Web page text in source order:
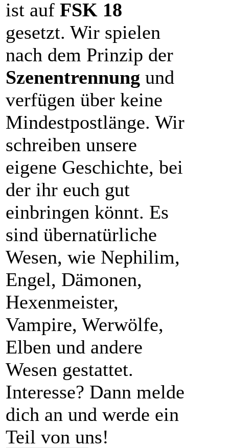
ist auf FSK 18
gesetzt. Wir spielen
nach dem Prinzip der
Szenentrennung und
verfügen über keine
Mindestpostlänge. Wir
schreiben unsere
eigene Geschichte, bei
der ihr euch gut
einbringen könnt. Es
sind übernatürliche
Wesen, wie Nephilim,
Engel, Dämonen,
Hexenmeister,
Vampire, Werwölfe,
Elben und andere
Wesen gestattet.
Interesse? Dann melde
dich an und werde ein
Teil von uns!